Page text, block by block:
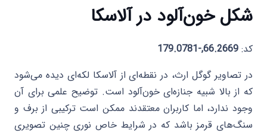
شکل خون‌آلود در آلاسکا
کد: 66.2669,-179.0781
در تصاویر گوگل ارث، در نقطه‌ای از آلاسکا لکه‌ای دیده می‌شود
که از بالا شبیه جنازه‌ای خون‌آلود است. توضیح علمی برای آن
وجود ندارد، اما کاربران معتقدند ممکن است ترکیبی از برف و
سنگ‌های قرمز باشد که در شرایط خاص نوری چنین تصویری